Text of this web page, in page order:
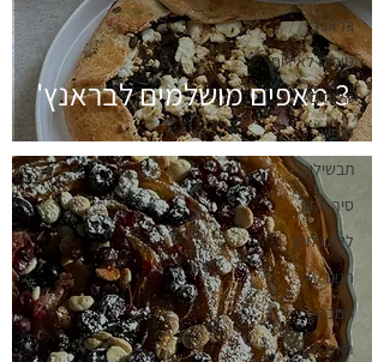
בראנץ'
טיפים לאירוח
מלוחים
סופש
תבשילים
סיר אחד
ללא גלוטן
חגים
חנוכה
ראש השנה
3 מאפים מושלמים לבראנץ'